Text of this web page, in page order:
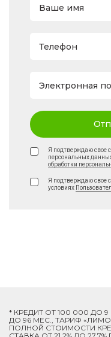
Ваше имя
Телефон
Электронная
Я подтверждаю свое
персональных
обработки
Я подтверждаю свое
условиях
* КРЕДИТ ОТ 100 000 ДО
ДО 96 МЕС., ТАРИФ
ПОЛНОЙ СТОИМОСТИ